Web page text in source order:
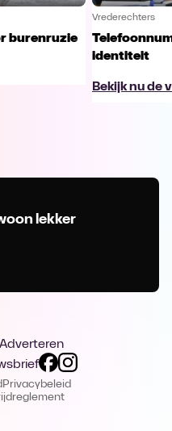
burenruzie
Vrederechters
identiteit
Bekijk nu de
lekker
Adverteren
Privacybeleid